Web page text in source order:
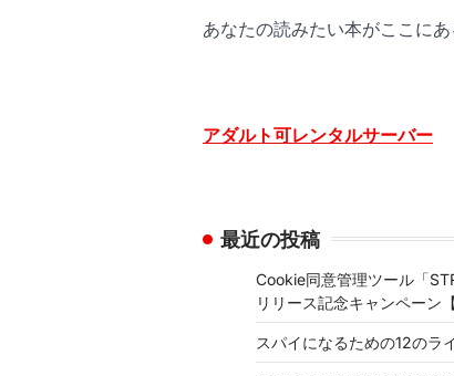
あなたの読みたい本がここにあ
アダルト可レンタルサーバー
最近の投稿
Cookie同意管理ツール「
リリース記念キャンペーン
スパイになるための12のラ